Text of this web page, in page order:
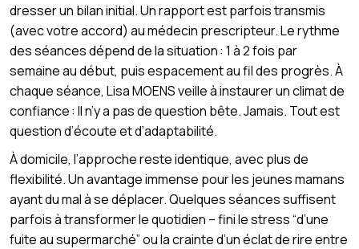
dresser un bilan initial. Un rapport est parfois transmis
(avec votre accord) au médecin prescripteur. Le rythme
des séances dépend de la situation : 1 à 2 fois par
semaine au début, puis espacement au fil des progrès. À
chaque séance, Lisa MOENS veille à instaurer un climat de
confiance : Il n’y a pas de question bête. Jamais. Tout est
question d’écoute et d’adaptabilité.
À domicile, l’approche reste identique, avec plus de
flexibilité. Un avantage immense pour les jeunes mamans
ayant du mal à se déplacer. Quelques séances suffisent
parfois à transformer le quotidien – fini le stress “d’une
fuite au supermarché” ou la crainte d’un éclat de rire entre